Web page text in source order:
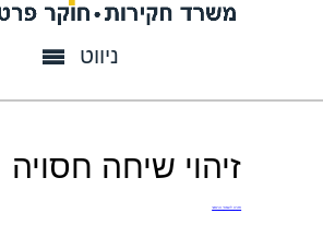
ניווט
זיהוי שיחה חסויה
חזרה לעמוד הראשי